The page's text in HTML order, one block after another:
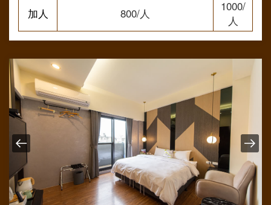
加人
800/人
1000/
人